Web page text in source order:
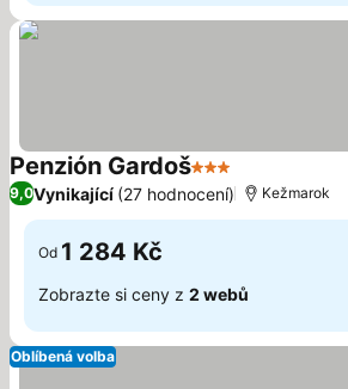
Penzión Gardoš3 Počet hvězdiček
9,0Vynikající (27 hodnocení) Kežmarok
Od 1 284 Kč
Zobrazte si ceny z 2 webů
Oblíbená volba